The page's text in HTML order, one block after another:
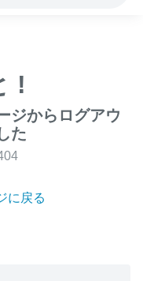
!
ジからログアウ
た
に戻る